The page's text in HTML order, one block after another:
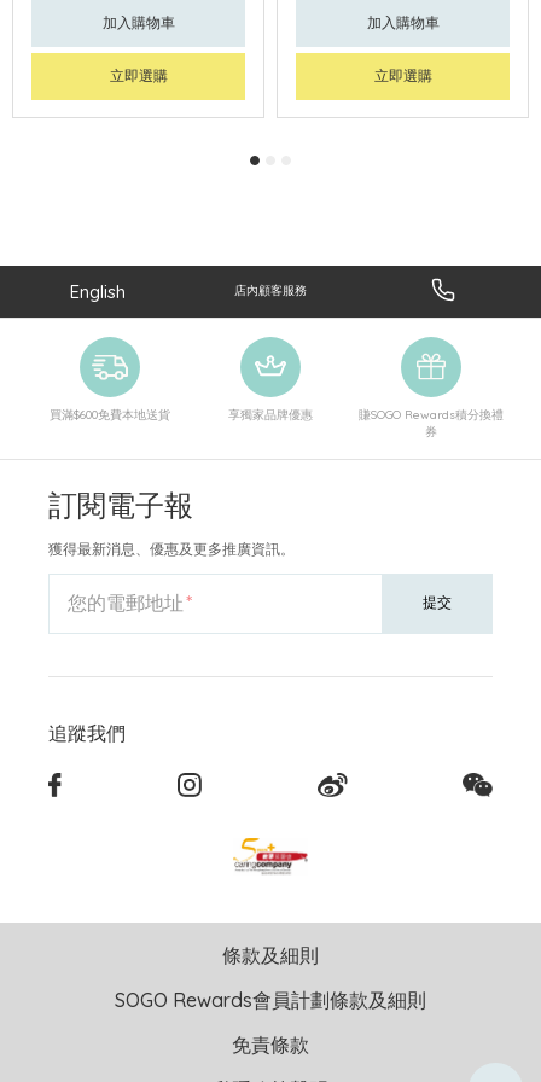
加入購物車
立即選購
加入購物車
立即選購
English 店內顧客服務
買滿$600免費本地送貨 享獨家品牌優惠
賺SOGO Rewards積分換禮
券
訂閱電子報
獲得最新消息、優惠及更多推廣資訊。
您的電郵地址 提交
追蹤我們
條款及細則
SOGO Rewards會員計劃條款及細則
免責條款